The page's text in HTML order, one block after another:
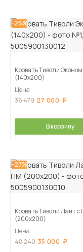
-26%
Кровать Тиволи Эконом
(140х200)
Цена
36 470 27 000
В корзину
-27%
Кровать Тиволи Лайт
(200х200)
Цена
48 240 35 000